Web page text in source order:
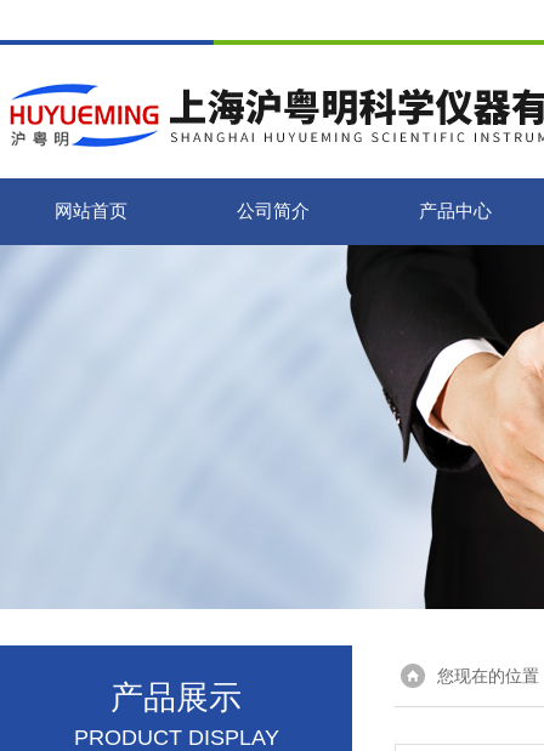
网站首页 公司简介 产品中心
产品展示
PRODUCT DISPLAY
您现在的位置